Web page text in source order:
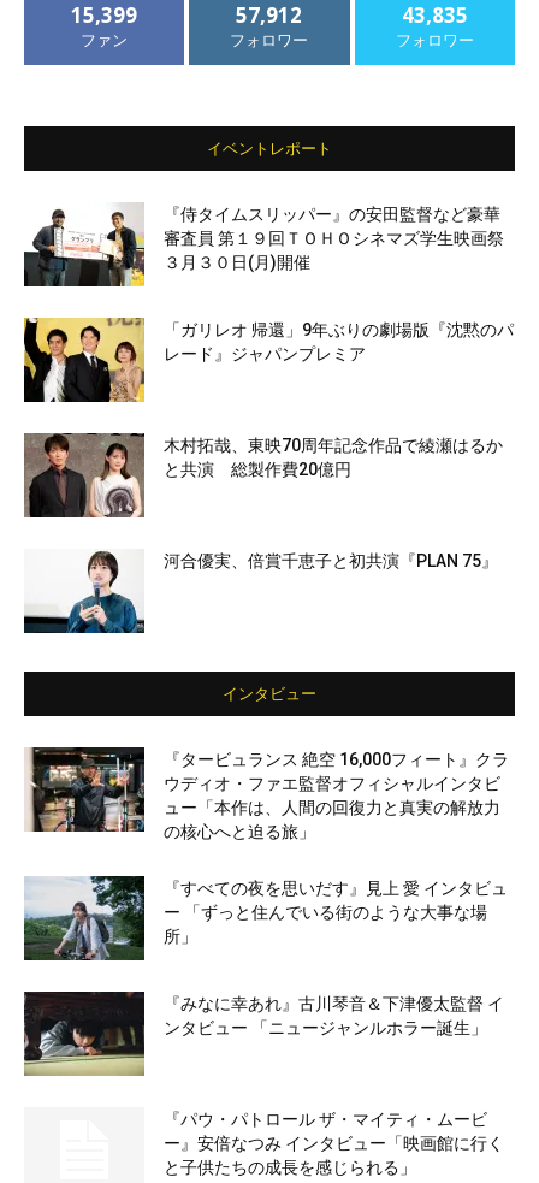
15,399
ファン
57,912
フォロワー
43,835
フォロワー
イベントレポート
『侍タイムスリッパー』の安田監督など豪華
審査員 第１９回ＴＯＨＯシネマズ学生映画祭
３月３０日(月)開催
「ガリレオ 帰還」9年ぶりの劇場版『沈黙のパ
レード』ジャパンプレミア
木村拓哉、東映70周年記念作品で綾瀬はるか
と共演 総製作費20億円
河合優実、倍賞千恵子と初共演『PLAN 75』
インタビュー
『タービュランス 絶空 16,000フィート』クラ
ウディオ・ファエ監督オフィシャルインタビ
ュー「本作は、人間の回復力と真実の解放力
の核心へと迫る旅」
『すべての夜を思いだす』見上 愛 インタビュ
ー 「ずっと住んでいる街のような大事な場
所」
『みなに幸あれ』古川琴音＆下津優太監督 イ
ンタビュー 「ニュージャンルホラー誕生」
『パウ・パトロール ザ・マイティ・ムービ
ー』安倍なつみ インタビュー「映画館に行く
と子供たちの成長を感じられる」